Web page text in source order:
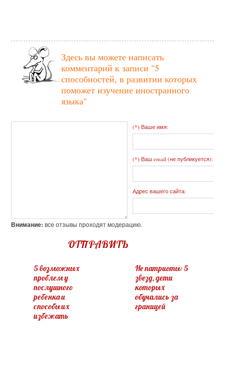
Здесь вы можете написать
комментарий к записи "5
способностей, в развитии которых
поможет изучение иностранного
языка"
(*) Ваше имя:
(*) Ваш email (не публикуется):
Адрес вашего сайта:
Внимание: все отзывы проходят модерацию.
ОТПРАВИТЬ
5 возможных
проблем у
послушного
ребенка и
способы их
избежать
Не патриоты: 5
звезд, дети
которых
обучались за
границей